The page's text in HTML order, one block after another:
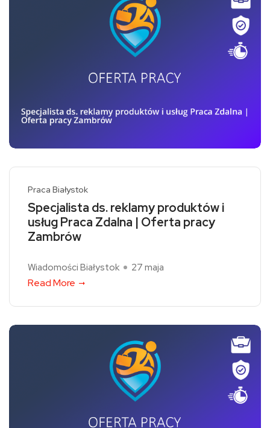
Praca Białystok
Specjalista ds. reklamy produktów i
usług Praca Zdalna | Oferta pracy
Zambrów
Wiadomości Białystok 27 maja
Read More